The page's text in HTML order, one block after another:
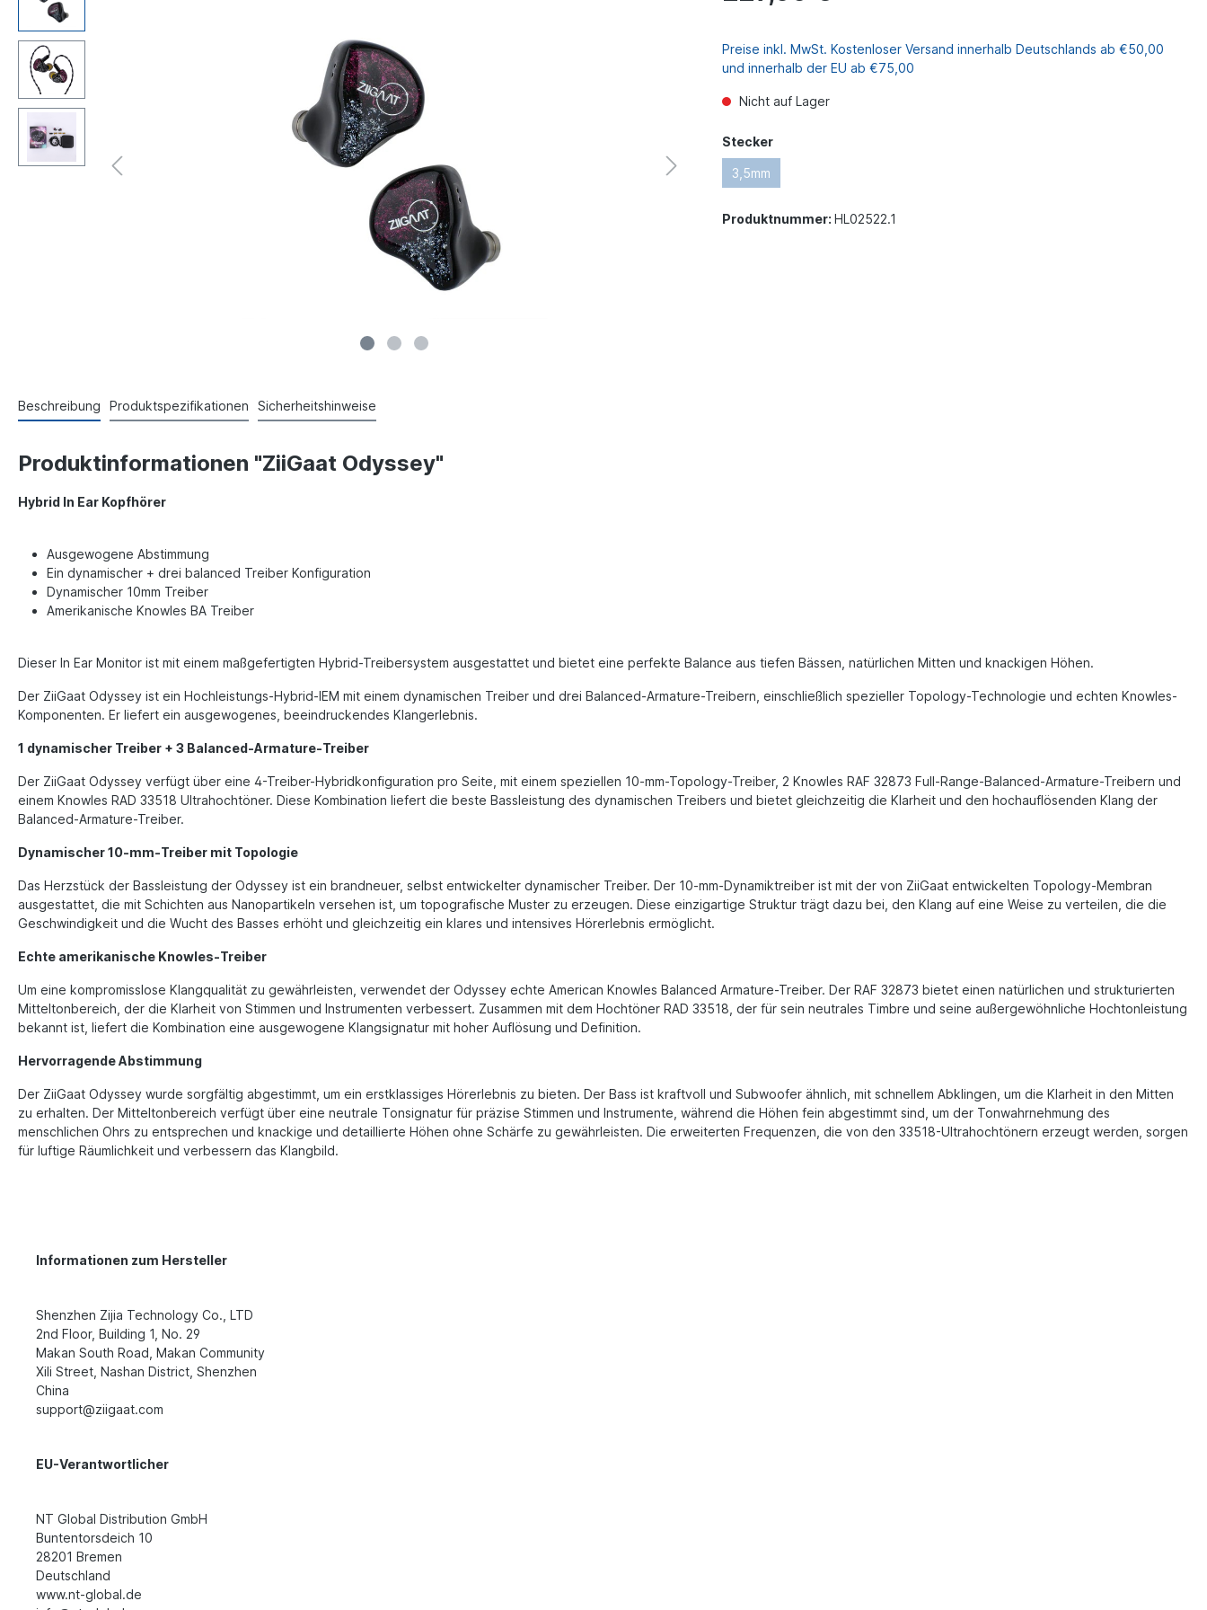
Preise inkl. MwSt. Kostenloser Versand innerhalb Deutschlands ab €50,00
und innerhalb der EU ab €75,00
Nicht auf Lager
Stecker
3,5mm
Produktnummer: HL02522.1
Beschreibung Produktspezifikationen Sicherheitshinweise
Produktinformationen "ZiiGaat Odyssey"
Hybrid In Ear Kopfhörer
Ausgewogene Abstimmung
Ein dynamischer + drei balanced Treiber Konfiguration
Dynamischer 10mm Treiber
Amerikanische Knowles BA Treiber
Dieser In Ear Monitor ist mit einem maßgefertigten Hybrid-Treibersystem ausgestattet und bietet eine perfekte Balance aus tiefen Bässen, natürlichen Mitten und knackigen Höhen.
Der ZiiGaat Odyssey ist ein Hochleistungs-Hybrid-IEM mit einem dynamischen Treiber und drei Balanced-Armature-Treibern, einschließlich spezieller Topology-Technologie und echten Knowles-
Komponenten. Er liefert ein ausgewogenes, beeindruckendes Klangerlebnis.
1 dynamischer Treiber + 3 Balanced-Armature-Treiber
Der ZiiGaat Odyssey verfügt über eine 4-Treiber-Hybridkonfiguration pro Seite, mit einem speziellen 10-mm-Topology-Treiber, 2 Knowles RAF 32873 Full-Range-Balanced-Armature-Treibern und
einem Knowles RAD 33518 Ultrahochtöner. Diese Kombination liefert die beste Bassleistung des dynamischen Treibers und bietet gleichzeitig die Klarheit und den hochauflösenden Klang der
Balanced-Armature-Treiber.
Dynamischer 10-mm-Treiber mit Topologie
Das Herzstück der Bassleistung der Odyssey ist ein brandneuer, selbst entwickelter dynamischer Treiber. Der 10-mm-Dynamiktreiber ist mit der von ZiiGaat entwickelten Topology-Membran
ausgestattet, die mit Schichten aus Nanopartikeln versehen ist, um topografische Muster zu erzeugen. Diese einzigartige Struktur trägt dazu bei, den Klang auf eine Weise zu verteilen, die die
Geschwindigkeit und die Wucht des Basses erhöht und gleichzeitig ein klares und intensives Hörerlebnis ermöglicht.
Echte amerikanische Knowles-Treiber
Um eine kompromisslose Klangqualität zu gewährleisten, verwendet der Odyssey echte American Knowles Balanced Armature-Treiber. Der RAF 32873 bietet einen natürlichen und strukturierten
Mitteltonbereich, der die Klarheit von Stimmen und Instrumenten verbessert. Zusammen mit dem Hochtöner RAD 33518, der für sein neutrales Timbre und seine außergewöhnliche Hochtonleistung
bekannt ist, liefert die Kombination eine ausgewogene Klangsignatur mit hoher Auflösung und Definition.
Hervorragende Abstimmung
Der ZiiGaat Odyssey wurde sorgfältig abgestimmt, um ein erstklassiges Hörerlebnis zu bieten. Der Bass ist kraftvoll und Subwoofer ähnlich, mit schnellem Abklingen, um die Klarheit in den Mitten
zu erhalten. Der Mitteltonbereich verfügt über eine neutrale Tonsignatur für präzise Stimmen und Instrumente, während die Höhen fein abgestimmt sind, um der Tonwahrnehmung des
menschlichen Ohrs zu entsprechen und knackige und detaillierte Höhen ohne Schärfe zu gewährleisten. Die erweiterten Frequenzen, die von den 33518-Ultrahochtönern erzeugt werden, sorgen
für luftige Räumlichkeit und verbessern das Klangbild.
Informationen zum Hersteller
Shenzhen Zijia Technology Co., LTD
2nd Floor, Building 1, No. 29
Makan South Road, Makan Community
Xili Street, Nashan District, Shenzhen
China
support@ziigaat.com
EU-Verantwortlicher
NT Global Distribution GmbH
Buntentorsdeich 10
28201 Bremen
Deutschland
www.nt-global.de